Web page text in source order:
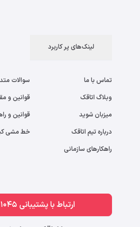
لینک‌های پر کاربرد
تماس با ما
وبلاگ اتاقک
میزبان شوید
درباره تیم اتاقک
راهکارهای سازمانی
سوالات
قوانین و
قوانین و
خط مشی
ارتباط با پشتیبانی 02128111045